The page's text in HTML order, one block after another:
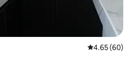
平均评分 4.65
4.65 (60)